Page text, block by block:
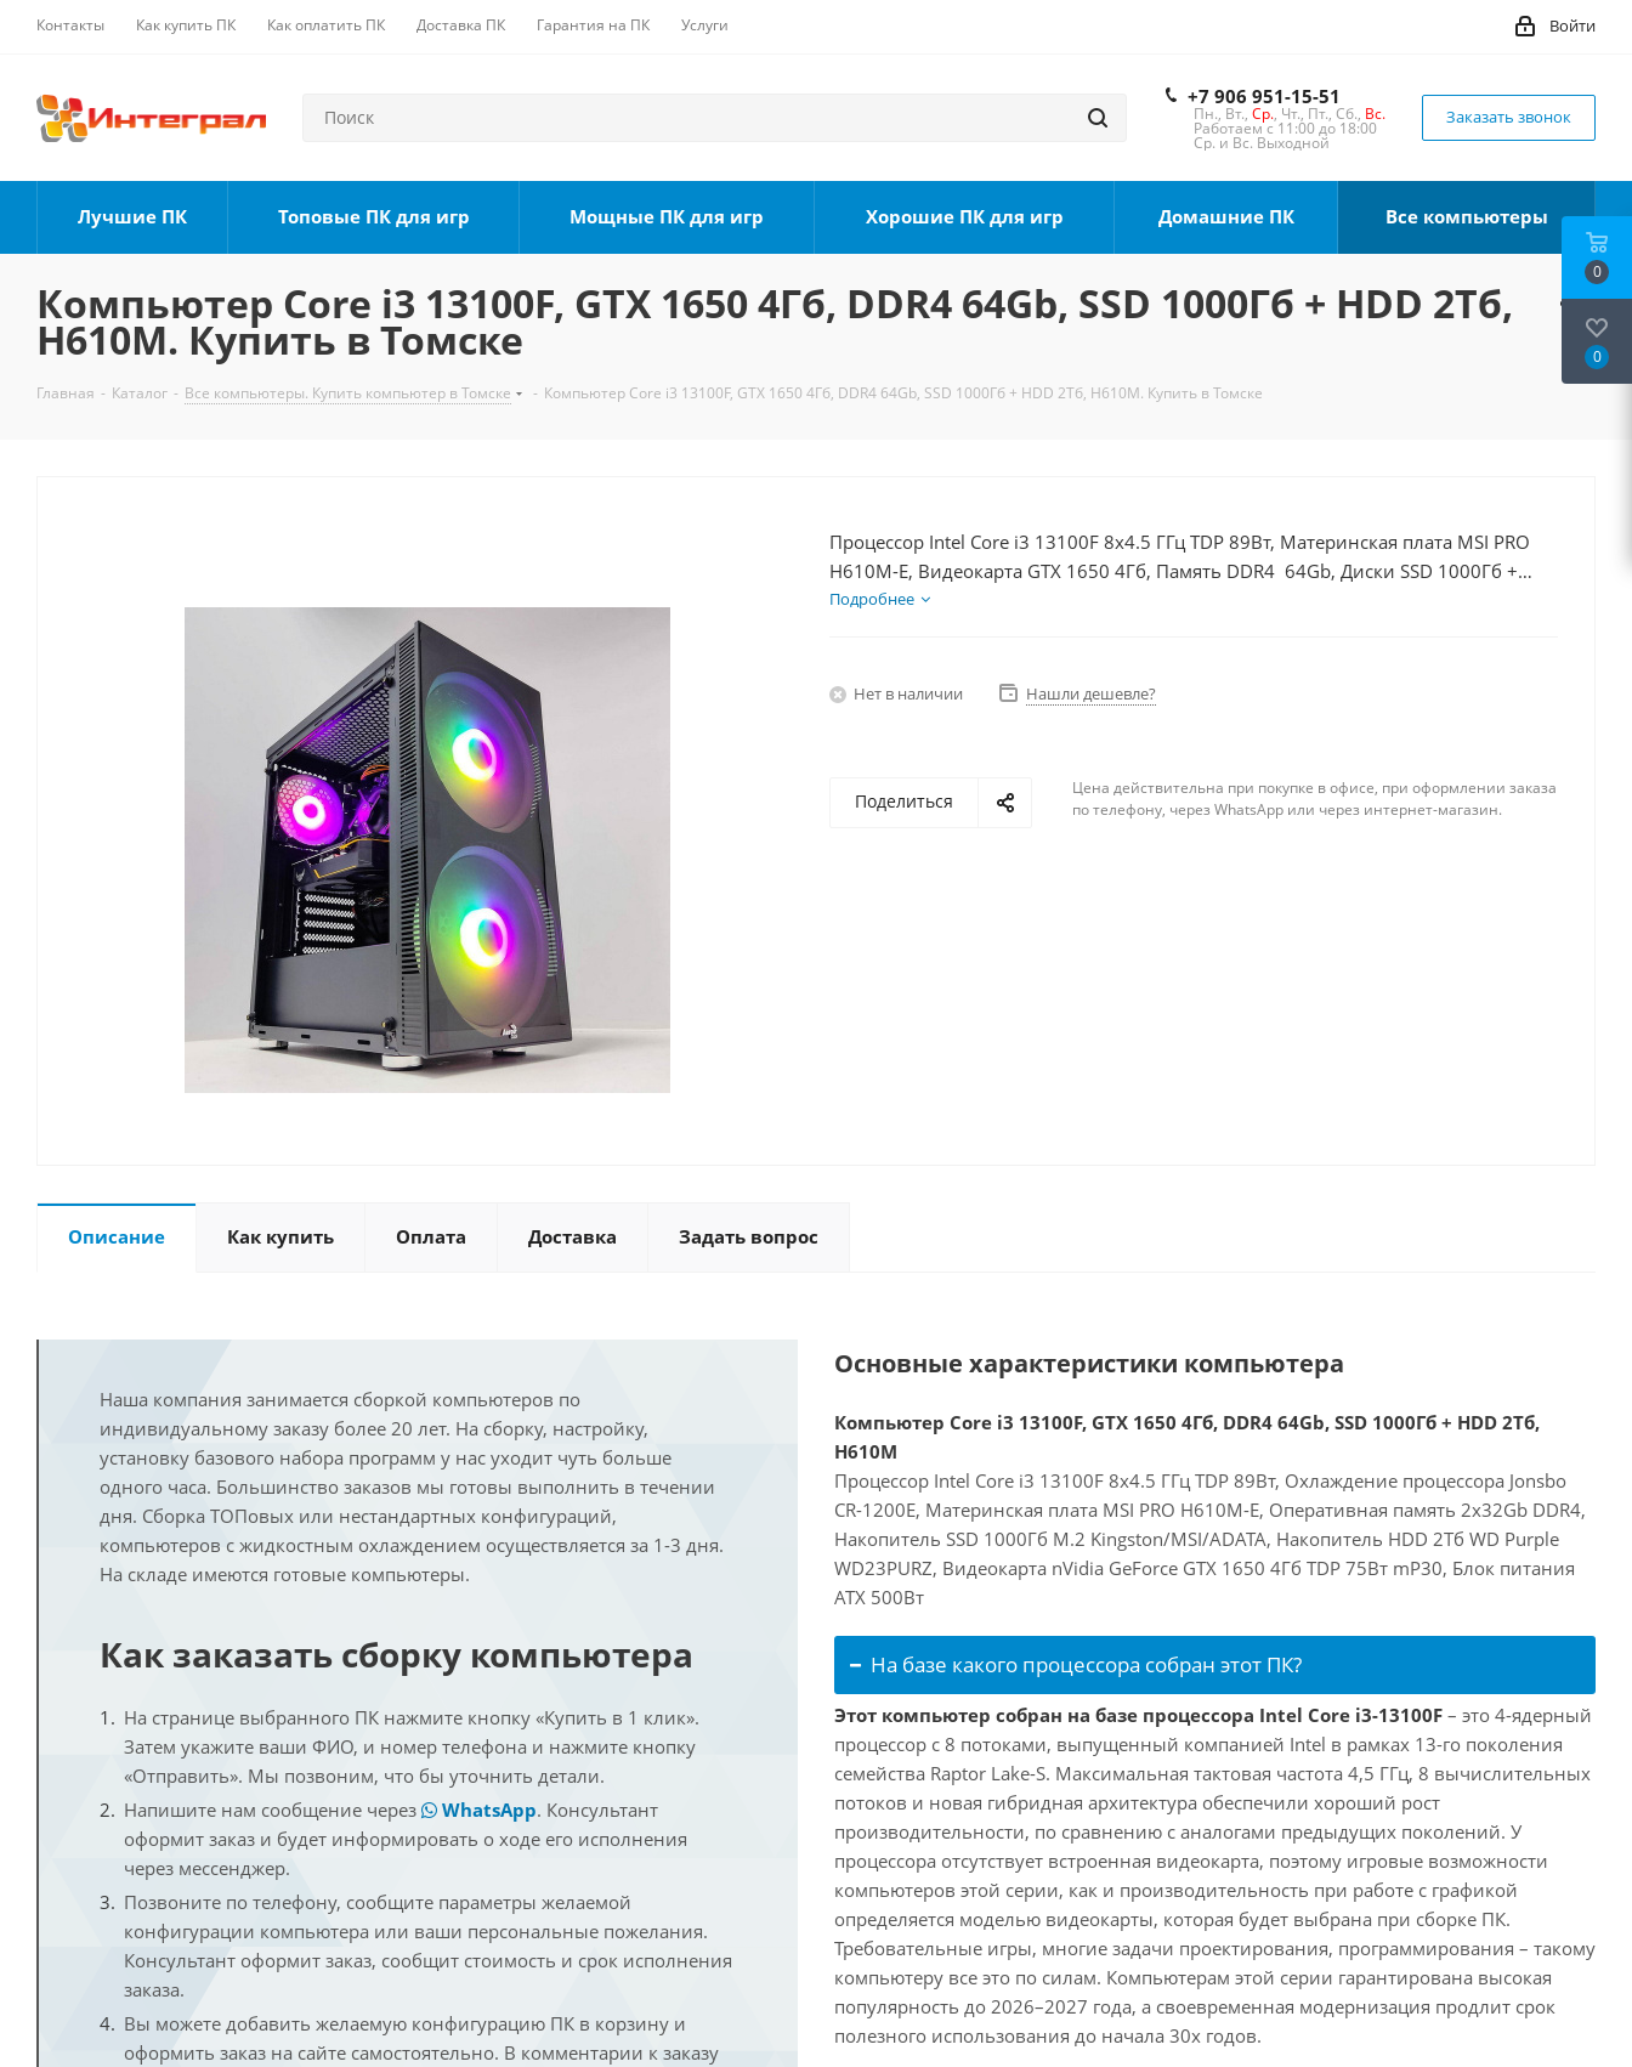
Контакты Как купить ПК Как оплатить ПК Доставка ПК Гарантия на ПК Услуги Войти
+7 906 951-15-51
Пн., Вт., Ср., Чт., Пт., Сб., Вс.
Работаем с 11:00 до 18:00
Ср. и Вс. Выходной
Заказать звонок
Лучшие ПК Топовые ПК для игр Мощные ПК для игр Хорошие ПК для игр Домашние ПК Все компьютеры
Компьютер Core i3 13100F, GTX 1650 4Гб, DDR4 64Gb, SSD 1000Гб + HDD 2Тб,
H610M. Купить в Томске
Главная - Каталог - Все компьютеры. Купить компьютер в Томске - Компьютер Core i3 13100F, GTX 1650 4Гб, DDR4 64Gb, SSD 1000Гб + HDD 2Тб, H610M. Купить в Томске
Процессор Intel Core i3 13100F 8x4.5 ГГц TDP 89Вт, Материнская плата MSI PRO
H610M-E, Видеокарта GTX 1650 4Гб, Память DDR4 64Gb, Диски SSD 1000Гб +
HDD 2Тб, БП 500Вт
Подробнее
Нет в наличии Нашли дешевле?
Поделиться
Цена действительна при покупке в офисе, при оформлении заказа
по телефону, через WhatsApp или через интернет-магазин.
Описание Как купить Оплата Доставка Задать вопрос
Наша компания занимается сборкой компьютеров по
индивидуальному заказу более 20 лет. На сборку, настройку,
установку базового набора программ у нас уходит чуть больше
одного часа. Большинство заказов мы готовы выполнить в течении
дня. Сборка ТОПовых или нестандартных конфигураций,
компьютеров с жидкостным охлаждением осуществляется за 1-3 дня.
На складе имеются готовые компьютеры.
Как заказать сборку компьютера
На странице выбранного ПК нажмите кнопку «Купить в 1 клик».
Затем укажите ваши ФИО, и номер телефона и нажмите кнопку
«Отправить». Мы позвоним, что бы уточнить детали.
Напишите нам сообщение через
WhatsApp. Консультант
оформит заказ и будет информировать о ходе его исполнения
через мессенджер.
Позвоните по телефону, сообщите параметры желаемой
конфигурации компьютера или ваши персональные пожелания.
Консультант оформит заказ, сообщит стоимость и срок исполнения
заказа.
Вы можете добавить желаемую конфигурацию ПК в корзину и
оформить заказ на сайте самостоятельно. В комментарии к заказу
Основные характеристики компьютера
Компьютер Core i3 13100F, GTX 1650 4Гб, DDR4 64Gb, SSD 1000Гб + HDD 2Тб,
H610M
Процессор Intel Core i3 13100F 8x4.5 ГГц TDP 89Вт, Охлаждение процессора Jonsbo
CR-1200E, Материнская плата MSI PRO H610M-E, Оперативная память 2x32Gb DDR4,
Накопитель SSD 1000Гб M.2 Kingston/MSI/ADATA, Накопитель HDD 2Тб WD Purple
WD23PURZ, Видеокарта nVidia GeForce GTX 1650 4Гб TDP 75Вт mP30, Блок питания
ATX 500Вт
На базе какого процессора собран этот ПК?
Этот компьютер собран на базе процессора Intel Core i3-13100F – это 4-ядерный
процессор с 8 потоками, выпущенный компанией Intel в рамках 13-го поколения
семейства Raptor Lake-S. Максимальная тактовая частота 4,5 ГГц, 8 вычислительных
потоков и новая гибридная архитектура обеспечили хороший рост
производительности, по сравнению с аналогами предыдущих поколений. У
процессора отсутствует встроенная видеокарта, поэтому игровые возможности
компьютеров этой серии, как и производительность при работе с графикой
определяется моделью видеокарты, которая будет выбрана при сборке ПК.
Требовательные игры, многие задачи проектирования, программирования – такому
компьютеру все это по силам. Компьютерам этой серии гарантирована высокая
популярность до 2026–2027 года, а своевременная модернизация продлит срок
полезного использования до начала 30х годов.
0
0